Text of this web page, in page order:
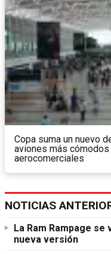
Copa suma un nuevo
aviones más
aerocomerciales
NOTICIAS
La Ram Rampage se
nueva versión